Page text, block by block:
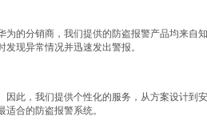
的分销商，我们提供的防盗报警产品均来自
现异常情况并迅速发出警报。
因此，我们提供个性化的服务，从方案设计到
合的防盗报警系统。